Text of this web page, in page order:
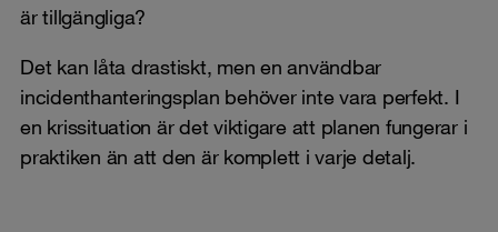
är tillgängliga?
Det kan låta drastiskt, men en användbar
incidenthanteringsplan behöver inte vara perfekt. I
en krissituation är det viktigare att planen fungerar i
praktiken än att den är komplett i varje detalj.